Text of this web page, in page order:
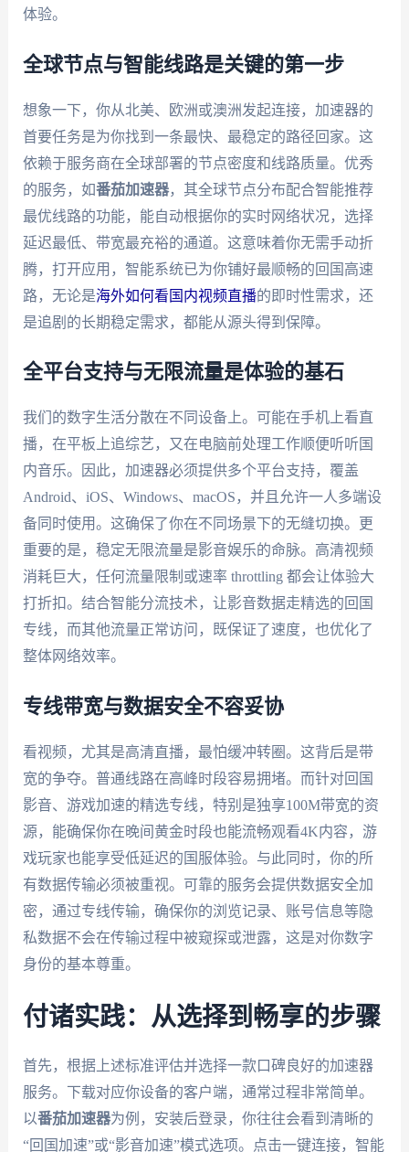
体验。
全球节点与智能线路是关键的第一步
想象一下，你从北美、欧洲或澳洲发起连接，加速器的
首要任务是为你找到一条最快、最稳定的路径回家。这
依赖于服务商在全球部署的节点密度和线路质量。优秀
的服务，如番茄加速器，其全球节点分布配合智能推荐
最优线路的功能，能自动根据你的实时网络状况，选择
延迟最低、带宽最充裕的通道。这意味着你无需手动折
腾，打开应用，智能系统已为你铺好最顺畅的回国高速
路，无论是海外如何看国内视频直播的即时性需求，还
是追剧的长期稳定需求，都能从源头得到保障。
全平台支持与无限流量是体验的基石
我们的数字生活分散在不同设备上。可能在手机上看直
播，在平板上追综艺，又在电脑前处理工作顺便听听国
内音乐。因此，加速器必须提供多个平台支持，覆盖
Android、iOS、Windows、macOS，并且允许一人多端设
备同时使用。这确保了你在不同场景下的无缝切换。更
重要的是，稳定无限流量是影音娱乐的命脉。高清视频
消耗巨大，任何流量限制或速率 throttling 都会让体验大
打折扣。结合智能分流技术，让影音数据走精选的回国
专线，而其他流量正常访问，既保证了速度，也优化了
整体网络效率。
专线带宽与数据安全不容妥协
看视频，尤其是高清直播，最怕缓冲转圈。这背后是带
宽的争夺。普通线路在高峰时段容易拥堵。而针对回国
影音、游戏加速的精选专线，特别是独享100M带宽的资
源，能确保你在晚间黄金时段也能流畅观看4K内容，游
戏玩家也能享受低延迟的国服体验。与此同时，你的所
有数据传输必须被重视。可靠的服务会提供数据安全加
密，通过专线传输，确保你的浏览记录、账号信息等隐
私数据不会在传输过程中被窥探或泄露，这是对你数字
身份的基本尊重。
付诸实践：从选择到畅享的步骤
首先，根据上述标准评估并选择一款口碑良好的加速器
服务。下载对应你设备的客户端，通常过程非常简单。
以番茄加速器为例，安装后登录，你往往会看到清晰的
“回国加速”或“影音加速”模式选项。点击一键连接，智能